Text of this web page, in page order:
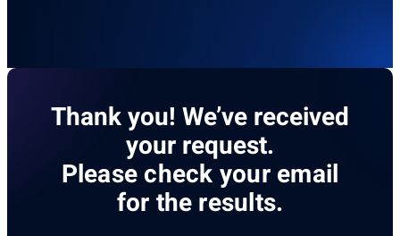
Thank you! We’ve received
your request.
Please check your email
for the results.